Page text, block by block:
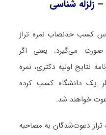
زلزله شناسی
کسب حدنصاب نمره تراز
می‌گیرد. یعنی اگر
نتایج اولیه دکتری، نمره
یک دانشگاه کسب کرده
خواهند شد.
تراز دعوت‌شدگان به مصاحبه